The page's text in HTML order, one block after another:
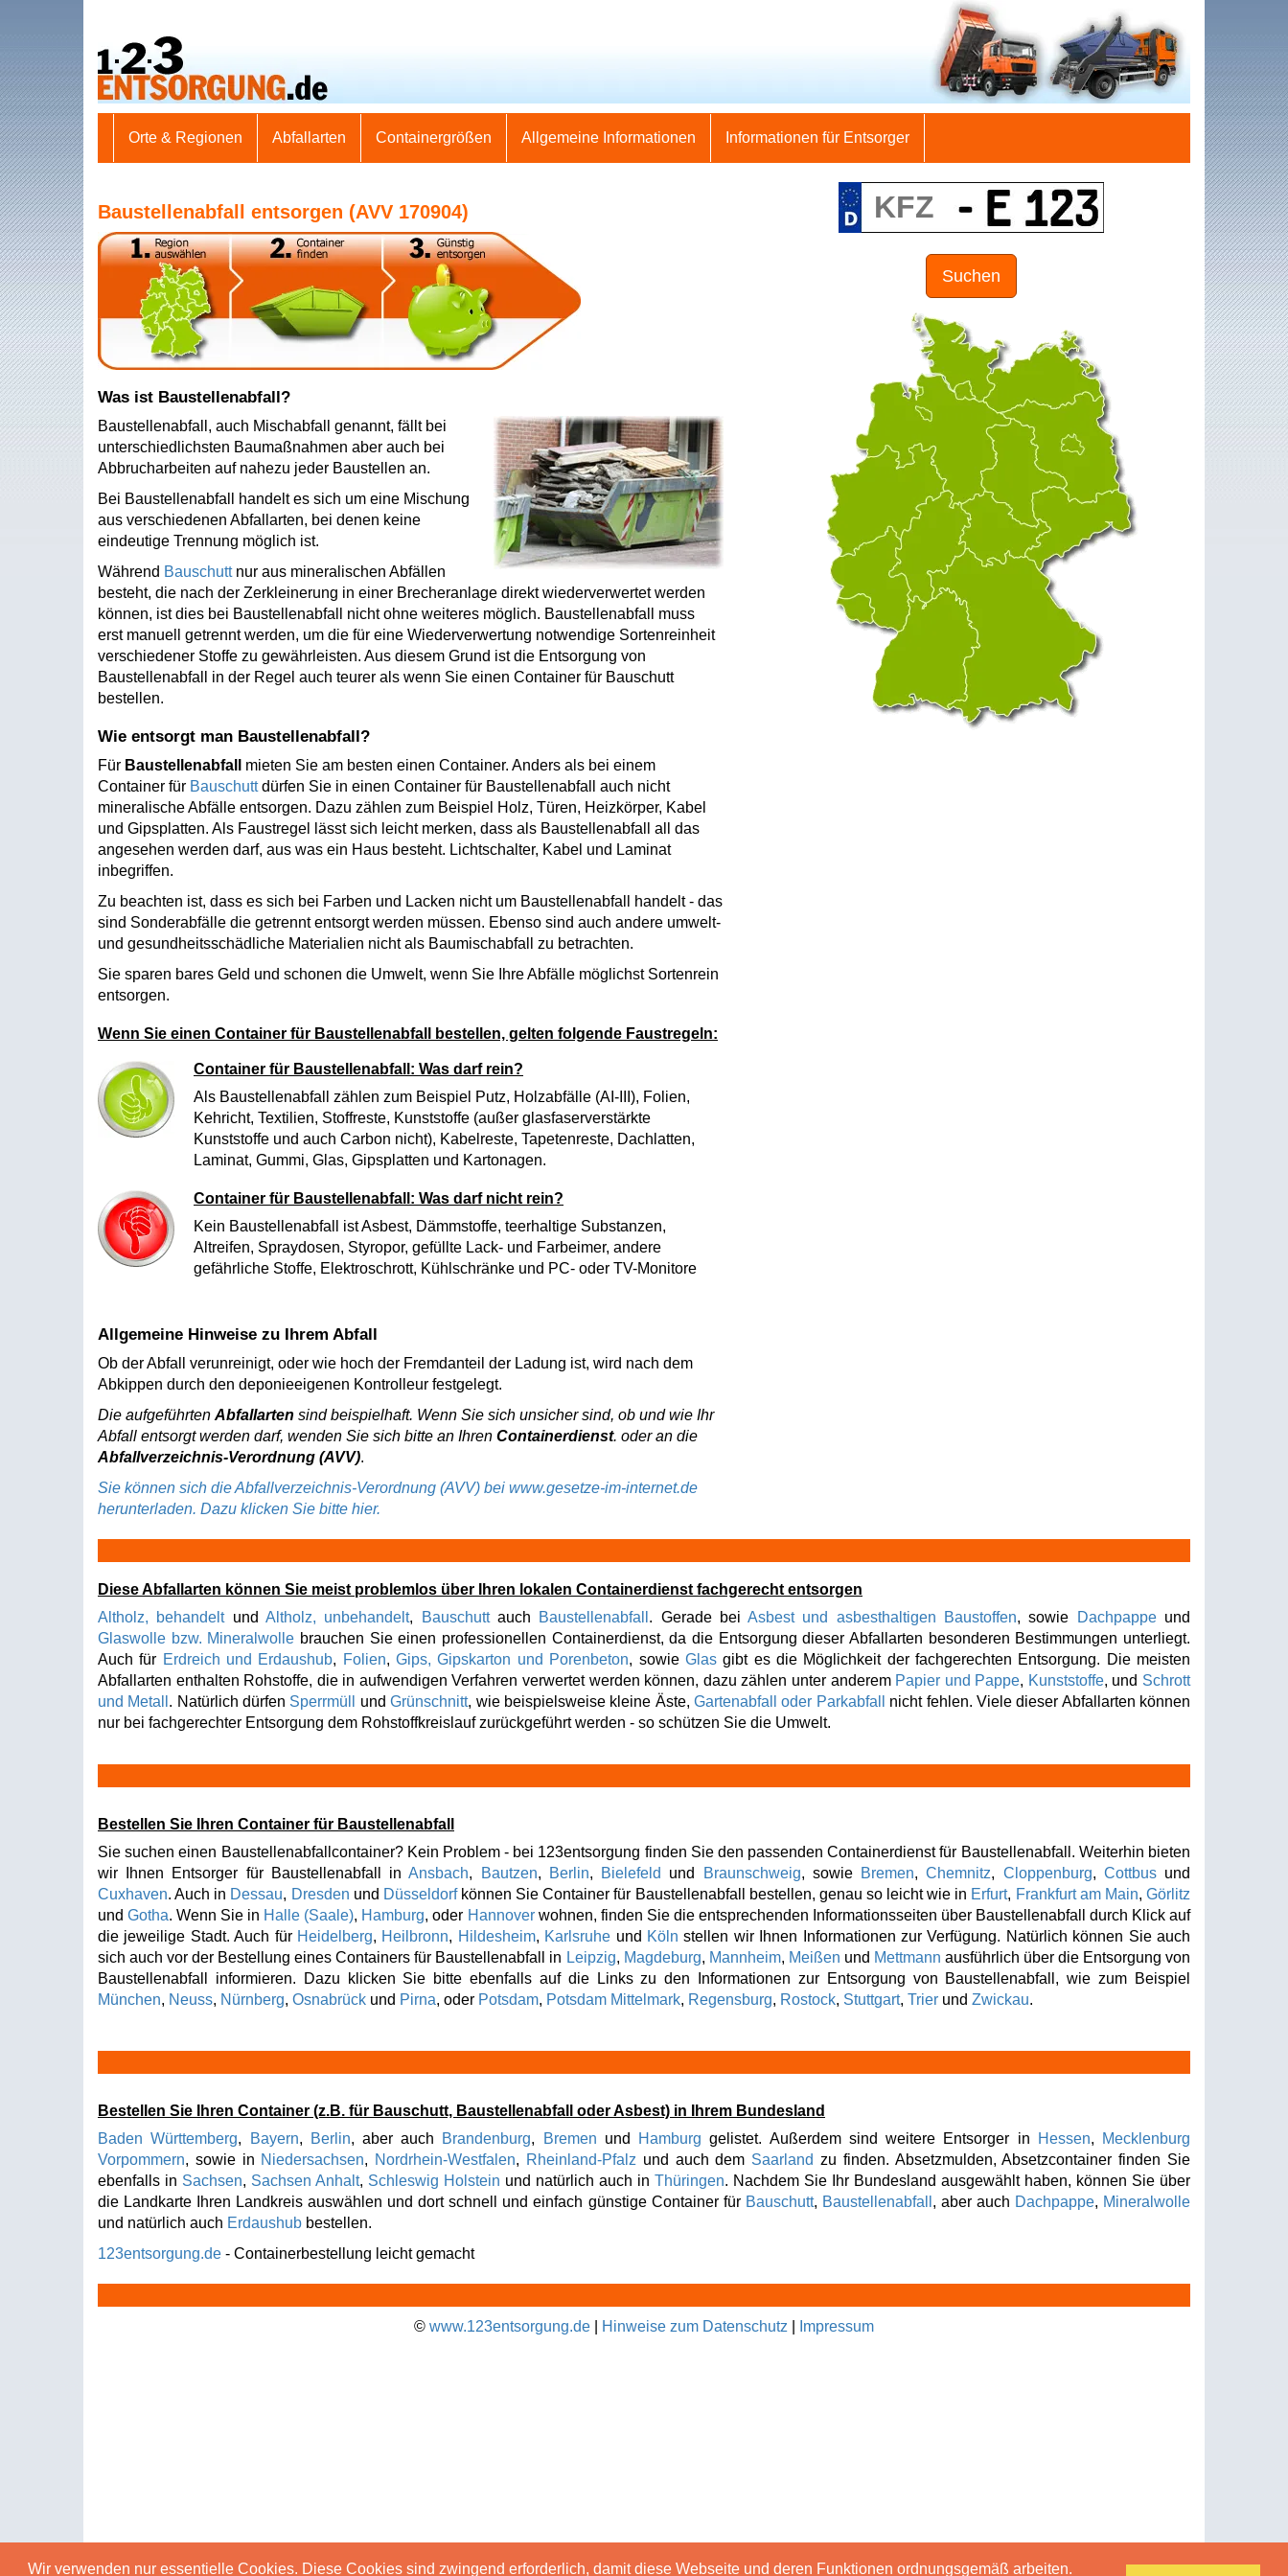
Wir verwenden nur essentielle Cookies. Diese Cookies sind zwingend erforderlich, damit diese Webseite und deren Funktionen ordnungsgemäß arbeiten.
Orte & Regionen Abfallarten Containergrößen Allgemeine Informationen Informationen für Entsorger
Baustellenabfall entsorgen (AVV 170904)
Was ist Baustellenabfall?
Baustellenabfall, auch Mischabfall genannt, fällt bei
unterschiedlichsten Baumaßnahmen aber auch bei
Abbrucharbeiten auf nahezu jeder Baustellen an.
Bei Baustellenabfall handelt es sich um eine Mischung
aus verschiedenen Abfallarten, bei denen keine
eindeutige Trennung möglich ist.
Während Bauschuttnur aus mineralischen Abfällen
besteht, die nach der Zerkleinerung in einer Brecheranlage direkt wiederverwertet werden
können, ist dies bei Baustellenabfall nicht ohne weiteres möglich. Baustellenabfall muss
erst manuell getrennt werden, um die für eine Wiederverwertung notwendige Sortenreinheit
verschiedener Stoffe zu gewährleisten. Aus diesem Grund ist die Entsorgung von
Baustellenabfall in der Regel auch teurer als wenn Sie einen Container für Bauschutt
bestellen.
Wie entsorgt man Baustellenabfall?
Für Baustellenabfall mieten Sie am besten einen Container. Anders als bei einem
Container für Bauschuttdürfen Sie in einen Container für Baustellenabfall auch nicht
mineralische Abfälle entsorgen. Dazu zählen zum Beispiel Holz, Türen, Heizkörper, Kabel
und Gipsplatten. Als Faustregel lässt sich leicht merken, dass als Baustellenabfall all das
angesehen werden darf, aus was ein Haus besteht. Lichtschalter, Kabel und Laminat
inbegriffen.
Zu beachten ist, dass es sich bei Farben und Lacken nicht um Baustellenabfall handelt - das
sind Sonderabfälle die getrennt entsorgt werden müssen. Ebenso sind auch andere umwelt-
und gesundheitsschädliche Materialien nicht als Baumischabfall zu betrachten.
Sie sparen bares Geld und schonen die Umwelt, wenn Sie Ihre Abfälle möglichst Sortenrein
entsorgen.
Wenn Sie einen Container für Baustellenabfall bestellen, gelten folgende Faustregeln:
Container für Baustellenabfall: Was darf rein?
Als Baustellenabfall zählen zum Beispiel Putz, Holzabfälle (AI-III), Folien,
Kehricht, Textilien, Stoffreste, Kunststoffe (außer glasfaserverstärkte
Kunststoffe und auch Carbon nicht), Kabelreste, Tapetenreste, Dachlatten,
Laminat, Gummi, Glas, Gipsplatten und Kartonagen.
Container für Baustellenabfall: Was darf nicht rein?
Kein Baustellenabfall ist Asbest, Dämmstoffe, teerhaltige Substanzen,
Altreifen, Spraydosen, Styropor, gefüllte Lack- und Farbeimer, andere
gefährliche Stoffe, Elektroschrott, Kühlschränke und PC- oder TV-Monitore
Allgemeine Hinweise zu Ihrem Abfall
Ob der Abfall verunreinigt, oder wie hoch der Fremdanteil der Ladung ist, wird nach dem
Abkippen durch den deponieeigenen Kontrolleur festgelegt.
Die aufgeführten Abfallarten sind beispielhaft. Wenn Sie sich unsicher sind, ob und wie Ihr
Abfall entsorgt werden darf, wenden Sie sich bitte an Ihren Containerdienst. oder an die
Abfallverzeichnis-Verordnung (AVV).
Sie können sich die Abfallverzeichnis-Verordnung (AVV) bei www.gesetze-im-internet.de
herunterladen. Dazu klicken Sie bitte hier.
Suchen
Diese Abfallarten können Sie meist problemlos über Ihren lokalen Containerdienst fachgerecht entsorgen
Altholz, behandeltund Altholz, unbehandelt, Bauschuttauch Baustellenabfall . Gerade beiAsbest und asbesthaltigen Baustoffen, sowie Dachpappeund
Glaswolle bzw. Mineralwolle brauchen Sie einen professionellen Containerdienst, da die Entsorgung dieser Abfallarten besonderen Bestimmungen unterliegt.
Auch für Erdreich und Erdaushub, Folien,Gips, Gipskarton und Porenbeton, sowie Glasgibt es die Möglichkeit der fachgerechten Entsorgung. Die meisten
Abfallarten enthalten Rohstoffe, die in aufwendigen Verfahren verwertet werden können, dazu zählen unter anderem Papier und Pappe, Kunststoffe, und Schrott
und Metall . Natürlich dürfen Sperrmüll undGrünschnitt, wie beispielsweise kleine Äste,Gartenabfall oder Parkabfall
nicht fehlen. Viele dieser Abfallarten können
nur bei fachgerechter Entsorgung dem Rohstoffkreislauf zurückgeführt werden - so schützen Sie die Umwelt.
Bestellen Sie Ihren Container für Baustellenabfall
Sie suchen einen Baustellenabfallcontainer? Kein Problem - bei 123entsorgung finden Sie den passenden Containerdienst für Baustellenabfall. Weiterhin bieten
wir Ihnen Entsorger für Baustellenabfall inAnsbach, Bautzen, Berlin, Bielefeld und Braunschweig, sowie Bremen,Chemnitz, Cloppenburg, Cottbusund
Cuxhaven. Auch in Dessau, Dresden und Düsseldorfkönnen Sie Container für Baustellenabfall bestellen, genau so leicht wie in Erfurt, Frankfurt am Main,Görlitz
undGotha. Wenn Sie in Halle (Saale), Hamburg, oder Hannoverwohnen, finden Sie die entsprechenden Informationsseiten über Baustellenabfall durch Klick auf
die jeweilige Stadt. Auch für Heidelberg, Heilbronn, Hildesheim, Karlsruhe und Köln stellen wir Ihnen Informationen zur Verfügung. Natürlich können Sie auch
sich auch vor der Bestellung eines Containers für Baustellenabfall in Leipzig, Magdeburg, Mannheim, Meißen und Mettmann ausführlich über die Entsorgung von
Baustellenabfall informieren. Dazu klicken Sie bitte ebenfalls auf die Links zu den Informationen zur Entsorgung von Baustellenabfall, wie zum Beispiel
München, Neuss, Nürnberg, Osnabrück und Pirna, oder Potsdam, Potsdam Mittelmark, Regensburg, Rostock, Stuttgart, Trier und Zwickau.
Bestellen Sie Ihren Container (z.B. für Bauschutt, Baustellenabfall oder Asbest) in Ihrem Bundesland
Baden Württemberg, Bayern, Berlin, aber auch Brandenburg, Bremen und Hamburg gelistet. Außerdem sind weitere Entsorger in Hessen,
Mecklenburg
Vorpommern, sowie in Niedersachsen, Nordrhein-Westfalen, Rheinland-Pfalz und auch dem Saarland zu finden. Absetzmulden, Absetzcontainer finden Sie
ebenfalls in Sachsen, Sachsen Anhalt, Schleswig Holstein und natürlich auch in Thüringen. Nachdem Sie Ihr Bundesland ausgewählt haben, können Sie über
die Landkarte Ihren Landkreis auswählen und dort schnell und einfach günstige Container für Bauschutt, Baustellenabfall , aber auch Dachpappe, Mineralwolle
und natürlich auch Erdaushub bestellen.
123entsorgung.de - Containerbestellung leicht gemacht
© www.123entsorgung.de Hinweise zum Datenschutz Impressum